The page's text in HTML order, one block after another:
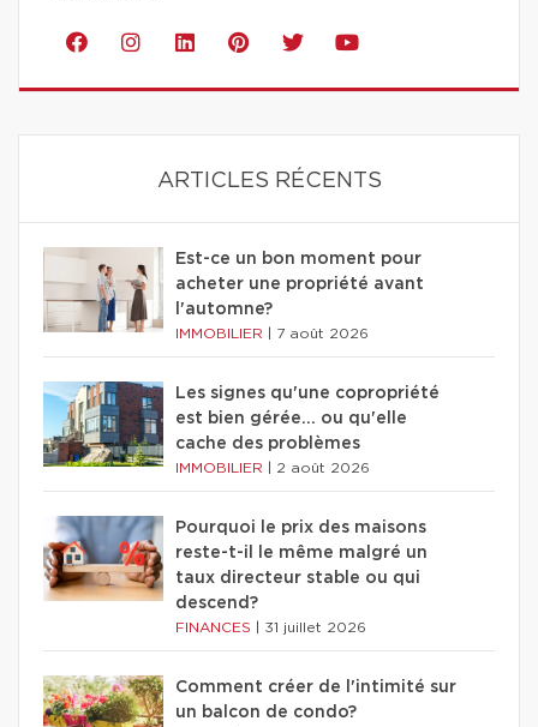
ARTICLES RÉCENTS
Est-ce un bon moment pour
acheter une propriété avant
l'automne?
IMMOBILIER 7 août 2026
Les signes qu'une copropriété
est bien gérée… ou qu'elle
cache des problèmes
IMMOBILIER 2 août 2026
Pourquoi le prix des maisons
reste-t-il le même malgré un
taux directeur stable ou qui
descend?
FINANCES 31 juillet 2026
Comment créer de l'intimité sur
un balcon de condo?